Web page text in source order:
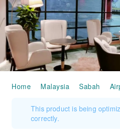
Home Malaysia Sabah
This product is being
correctly.